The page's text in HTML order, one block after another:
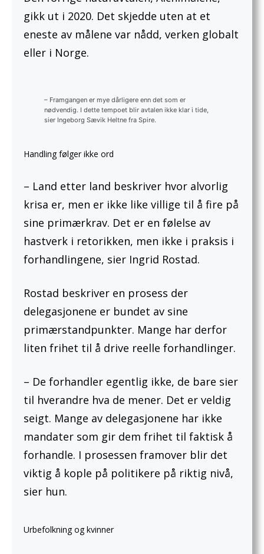
gikk ut i 2020. Det skjedde uten at et
eneste av målene var nådd, verken globalt
eller i Norge.
– Framgangen er mye dårligere enn det som er
nødvendig. I dette tempoet blir avtalen ikke klar i tide,
sier Ingeborg Sævik Heltne fra Spire.
Handling følger ikke ord
– Land etter land beskriver hvor alvorlig
krisa er, men er ikke like villige til å fire på
sine primærkrav. Det er en følelse av
hastverk i retorikken, men ikke i praksis i
forhandlingene, sier Ingrid Rostad.
Rostad beskriver en prosess der
delegasjonene er bundet av sine
primærstandpunkter. Mange har derfor
liten frihet til å drive reelle forhandlinger.
– De forhandler egentlig ikke, de bare sier
til hverandre hva de mener. Det er veldig
seigt. Mange av delegasjonene har ikke
mandater som gir dem frihet til faktisk å
forhandle. I prosessen framover blir det
viktig å kople på politikere på riktig nivå,
sier hun.
Urbefolkning og kvinner